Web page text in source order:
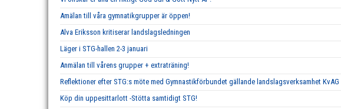
Amälan till våra gymnatikgrupper är öppen!
Alva Eriksson kritiserar landslagsledningen
Läger i STG-hallen 2-3 januari
Anmälan till vårens grupper + extraträning!
Reflektioner efter STG:s möte med Gymnastikförbundet gällande landslagsverksamhet KvAG
Köp din uppesittarlott -Stötta samtidigt STG!